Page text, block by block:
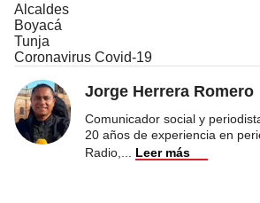
Alcaldes
Boyacá
Tunja
Coronavirus Covid-19
Jorge Herrera Romero
Comunicador social y
20 años de experiencia en
Radio,
Leer más